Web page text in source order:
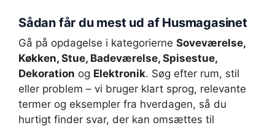
Sådan får du mest ud af Husmagasinet
Gå på opdagelse i kategorierne Soveværelse,
Køkken, Stue, Badeværelse, Spisestue,
Dekoration og Elektronik. Søg efter rum, stil
eller problem – vi bruger klart sprog, relevante
termer og eksempler fra hverdagen, så du
hurtigt finder svar, der kan omsættes til